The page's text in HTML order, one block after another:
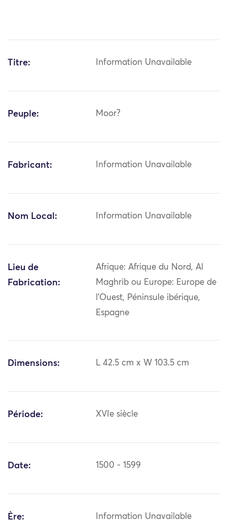
Titre: Information Unavailable
Peuple: Moor?
Fabricant: Information Unavailable
Nom Local: Information Unavailable
Lieu de
Fabrication:
Afrique: Afrique du Nord, Al
Maghrib ou Europe: Europe de
l'Ouest, Péninsule ibérique,
Espagne
Dimensions: L 42.5 cm x W 103.5 cm
Période: XVIe siècle
Date: 1500 - 1599
Ère: Information Unavailable